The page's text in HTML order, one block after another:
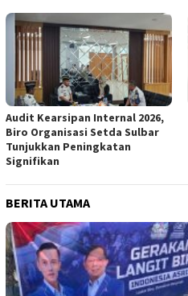
Audit Kearsipan Internal 2026,
Biro Organisasi Setda Sulbar
Tunjukkan Peningkatan
Signifikan
BERITA UTAMA